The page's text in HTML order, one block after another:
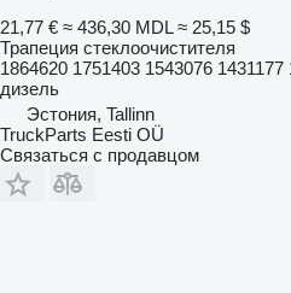
21,77 € ≈ 436,30 MDL ≈ 25,15 $
Трапеция стеклоочистителя
1864620 1751403 1543076
дизель
Эстония, Tallinn
TruckParts Eesti OÜ
Связаться с продавцом